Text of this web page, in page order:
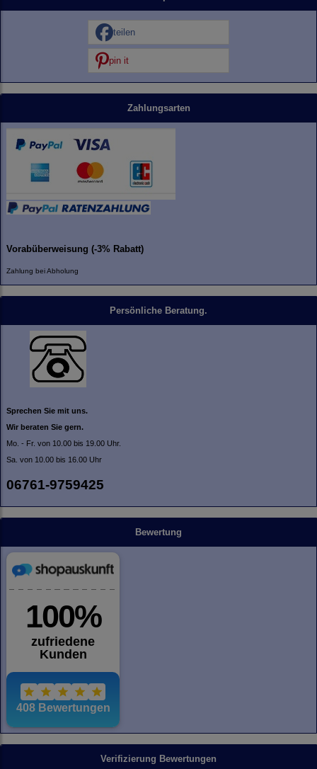
teilen
pin it
Zahlungsarten
Vorabüberweisung (-3% Rabatt)
Zahlung bei Abholung
Persönliche Beratung.
Sprechen Sie mit uns.
Wir beraten Sie gern.
Mo. - Fr. von 10.00 bis 19.00 Uhr.
Sa. von 10.00 bis 16.00 Uhr
06761-9759425
Bewertung
Verifizierung Bewertungen